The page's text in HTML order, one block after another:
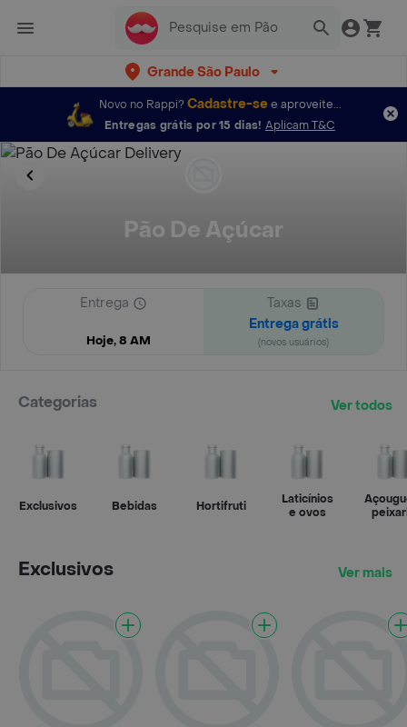
Grande São Paulo
Novo no Rappi? Cadastre-se e aproveite...
Entregas grátis por 15 dias! Aplicam T&C
Pão De Açúcar
Entrega
Hoje, 8 AM
Taxas
Entrega grátis
(novos usuários)
Categorias Ver todos
Exclusivos Bebidas Hortifruti
Laticínios
e ovos
Exclusivos Ver mais